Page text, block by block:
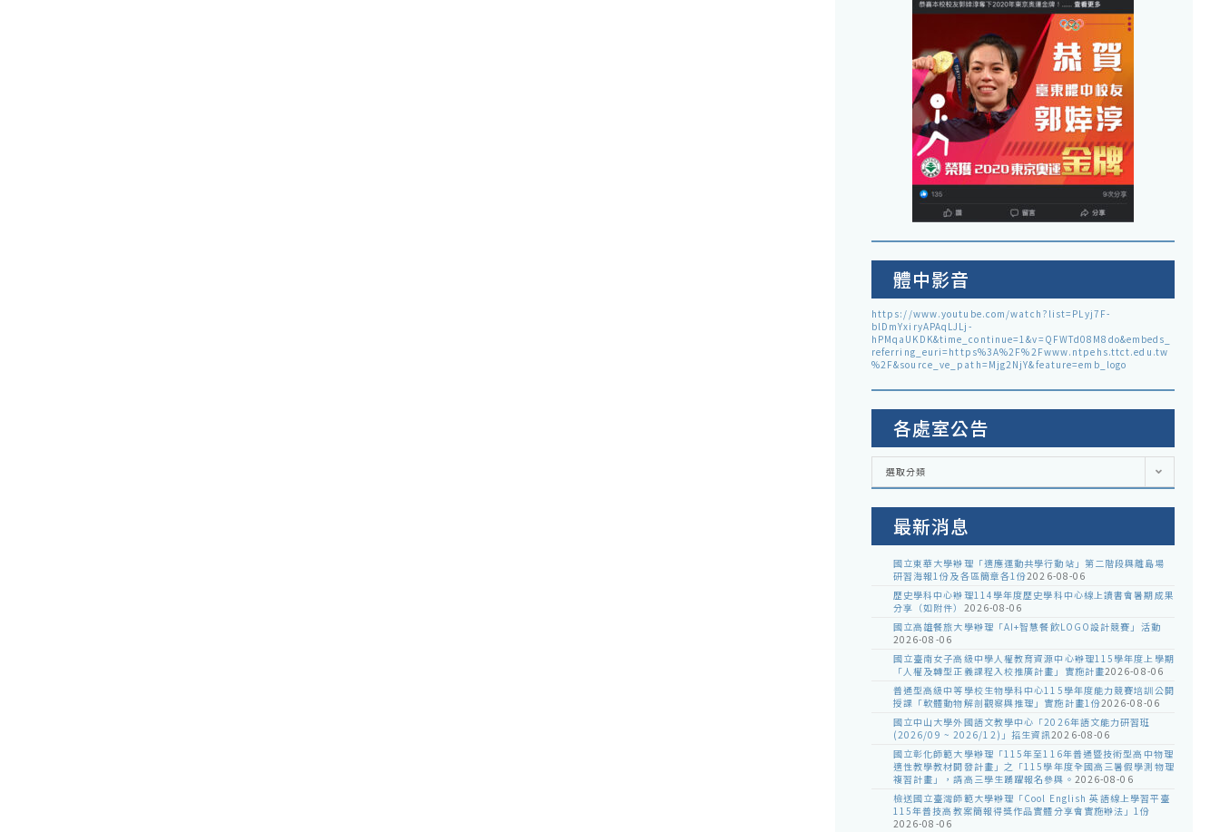
體中影音
https://www.youtube.com/watch?list=PLyj7F-
blDmYxiryAPAqLJLj-
hPMqaUKDK&time_continue=1&v=QFWTd08M8do&embeds_
referring_euri=https%3A%2F%2Fwww.ntpehs.ttct.edu.tw
%2F&source_ve_path=Mjg2NjY&feature=emb_logo
各處室公告
各
室
選取分類
最新消息
國立東華大學辦理「適應運動共學行動站」第二階段與離島場
研習海報1份及各區簡章各1份2026-08-06
歷史學科中心辦理114學年度歷史學科中心線上讀書會暑期成果
分享（如附件） 2026-08-06
國立高雄餐旅大學辦理「AI+智慧餐飲LOGO設計競賽」活動
2026-08-06
國立臺南女子高級中學人權教育資源中心辦理115學年度上學期
「人權及轉型正義課程入校推廣計畫」實施計畫2026-08-06
普通型高級中等學校生物學科中心115學年度能力競賽培訓公開
授課「軟體動物解剖觀察與推理」實施計畫1份2026-08-06
國立中山大學外國語文教學中心「2026年語文能力研習班
(2026/09 ~ 2026/12)」招生資訊2026-08-06
國立彰化師範大學辦理「115年至116年普通暨技術型高中物理
適性教學教材開發計畫」之「115學年度全國高三暑假學測物理
複習計畫」，請高三學生踴躍報名參與。 2026-08-06
檢送國立臺灣師範大學辦理「Cool English 英語線上學習平臺
115年普技高教案簡報得獎作品實體分享會實施辦法」1份
2026-08-06